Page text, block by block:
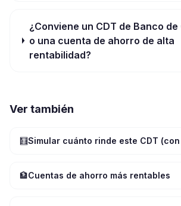
¿Conviene un CDT de Banco
o una cuenta de ahorro de alta
rentabilidad?
Ver también
🧮Simular cuánto rinde este CDT
🏦Cuentas de ahorro más rentables